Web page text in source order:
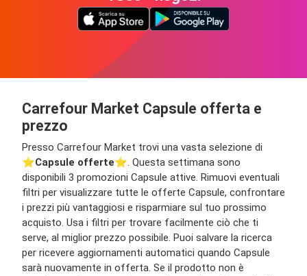
Carrefour Market Capsule offerta e
prezzo
Presso Carrefour Market trovi una vasta selezione di
⭐️Capsule offerte⭐️. Questa settimana sono
disponibili 3 promozioni Capsule attive. Rimuovi eventuali
filtri per visualizzare tutte le offerte Capsule, confrontare
i prezzi più vantaggiosi e risparmiare sul tuo prossimo
acquisto. Usa i filtri per trovare facilmente ciò che ti
serve, al miglior prezzo possibile. Puoi salvare la ricerca
per ricevere aggiornamenti automatici quando Capsule
sarà nuovamente in offerta. Se il prodotto non è